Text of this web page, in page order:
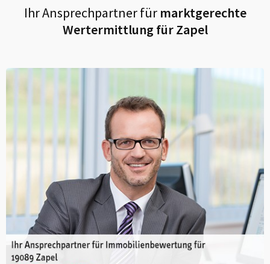
Ihr Ansprechpartner fürmarktgerechte
Wertermittlung fürZapel